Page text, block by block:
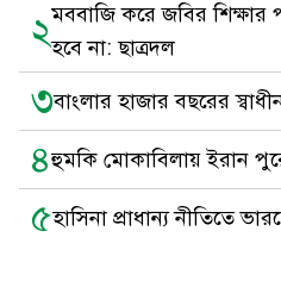
২মববাজি করে জবির শিক্ষার
হবে না: ছাত্রদল
৩বাংলার হাজার বছরের
৪হুমকি মোকাবিলায় ইরান
৫হাসিনা প্রাধান্য নীতিতে